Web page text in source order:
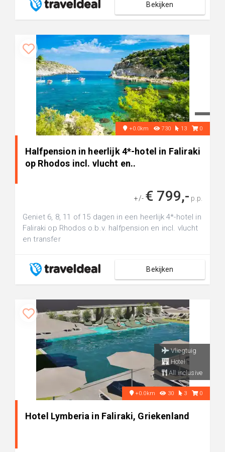
Bekijken
+0.0km 730 13 0
Halfpension in heerlijk 4*-hotel in Faliraki
op Rhodos incl. vlucht en..
+/- € 799,- p.p.
Geniet 6, 8, 11 of 15 dagen in een heerlijk 4*-hotel in
Faliraki op Rhodos o.b.v. halfpension en incl. vlucht
en transfer
Bekijken
Vliegtuig
Hotel
All inclusive
+0.0km 30 3 0
Hotel Lymberia in Faliraki, Griekenland